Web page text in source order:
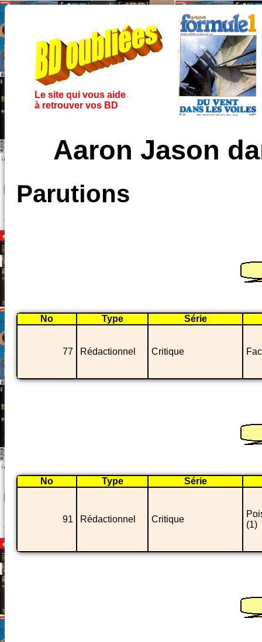
Le site qui vous aide
à retrouver vos BD
Aaron Jason
Parutions
No Type Série
77 Rédactionnel Critique
No Type Série
91 Rédactionnel Critique
(1)